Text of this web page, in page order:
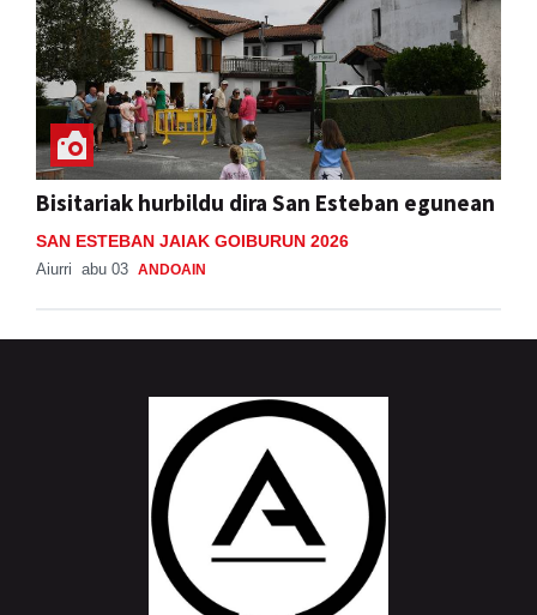
Bisitariak hurbildu dira San Esteban egunean
SAN ESTEBAN JAIAK GOIBURUN 2026
Aiurri abu 03 ANDOAIN